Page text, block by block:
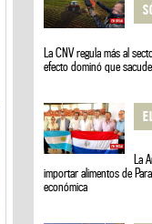
La CNV regula más al
efecto dominó que
La
importar alimentos de
económica